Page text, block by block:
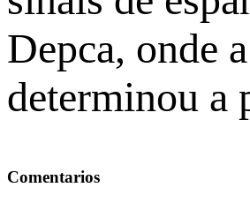
Depca, onde
determinou a
Comentarios